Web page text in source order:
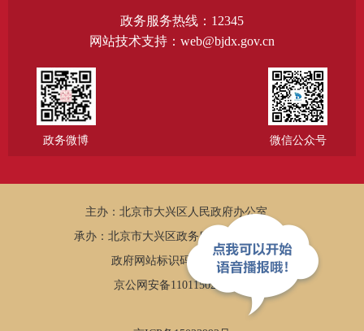
政务服务热线：12345
网站技术支持：web@bjdx.gov.cn
政务微博 微信公众号
主办：北京市大兴区人民政府办公室
承办：北京市大兴区政务服务和数据管理局
政府网站标识码：1101150005
京公网安备11011502002502